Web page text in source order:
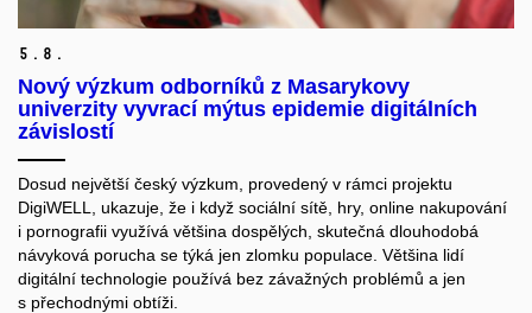
5. 8.
Nový výzkum odborníků z Masarykovy
univerzity vyvrací mýtus epidemie digitálních
závislostí
Dosud největší český výzkum, provedený v rámci projektu
DigiWELL, ukazuje, že i když sociální sítě, hry, online nakupování
i pornografii využívá většina dospělých, skutečná dlouhodobá
návyková porucha se týká jen zlomku populace. Většina lidí
digitální technologie používá bez závažných problémů a jen
s přechodnými obtíži.